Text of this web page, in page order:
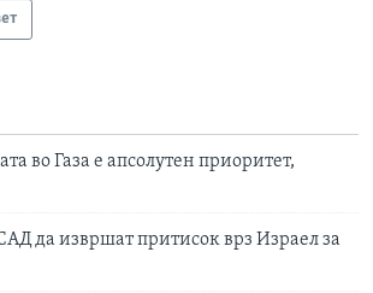
во Газа е апсолутен приоритет,
да извршат притисок врз Израел за